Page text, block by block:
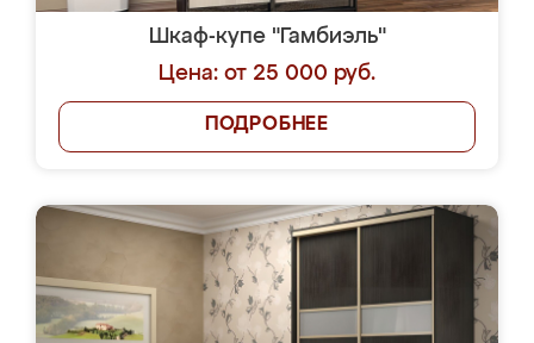
Шкаф-купе "Гамбиэль"
Цена: от 25 000 руб.
ПОДРОБНЕЕ